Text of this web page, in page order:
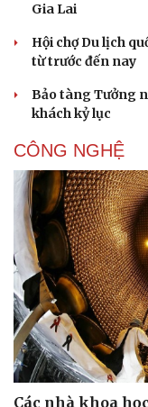
Gia Lai
Hội chợ Du lịch
từ trước đến nay
Bảo tàng Tưởng
khách kỷ lục
CÔNG NGHỆ
Các nhà khoa